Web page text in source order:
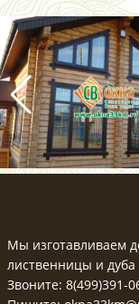
Мы изготавливаем
лиственницы и дуба
Звоните: 8(499)391-